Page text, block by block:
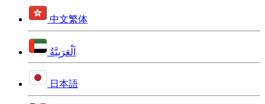
中文繁体
اَلْعَرَبِيَّةُ
日本語